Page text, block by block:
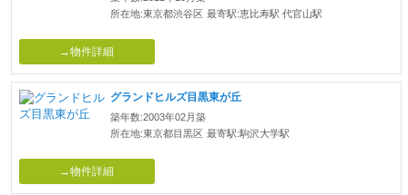
所在地:東京都渋谷区 最寄駅:恵比寿駅 代官山駅
→物件詳細
グランドヒルズ目黒東が丘
築年数:2003年02月築
所在地:東京都目黒区 最寄駅:駒沢大学駅
→物件詳細